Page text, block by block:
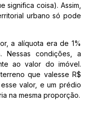
significa coisa). Assim,
urbano só pode
a alíquota era de 1%
condições, a
ao valor do imóvel.
que valesse R$
valor, e um prédio
na mesma proporção.